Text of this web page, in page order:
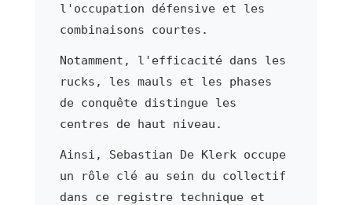
l'occupation défensive et les
combinaisons courtes.
Notamment, l'efficacité dans les
rucks, les mauls et les phases
de conquête distingue les
centres de haut niveau.
Ainsi, Sebastian De Klerk occupe
un rôle clé au sein du collectif
dans ce registre technique et